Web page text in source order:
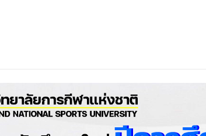
7 ระบบป้องกันที่โรงเรียนไทยควรมี ก่อนปัญหาของเด็กจะเดินไ